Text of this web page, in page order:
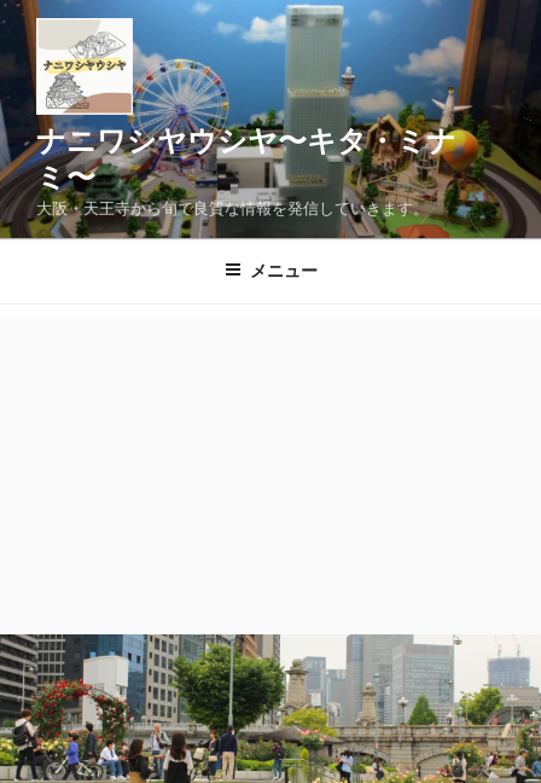
コ
ン
ツ
へ
ス
キ
ッ
ナニワシヤウシヤ〜キタ・ミナ
ミ〜
大阪・天王寺から旬で良質な情報を発信していきます。
メニュー